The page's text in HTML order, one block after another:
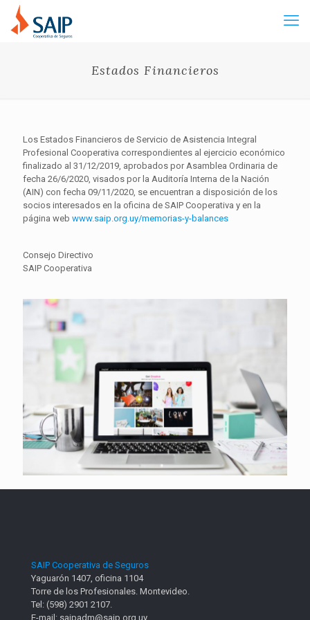
Estados Financieros
Los Estados Financieros de Servicio de Asistencia Integral
Profesional Cooperativa correspondientes al ejercicio económico
finalizado al 31/12/2019, aprobados por Asamblea Ordinaria de
fecha 26/6/2020, visados por la Auditoría Interna de la Nación
(AIN) con fecha 09/11/2020, se encuentran a disposición de los
socios interesados en la oficina de SAIP Cooperativa y en la
página web www.saip.org.uy/memorias-y-balances
Consejo Directivo
SAIP Cooperativa
SAIP Cooperativa de Seguros
Yaguarón 1407, oficina 1104
Torre de los Profesionales. Montevideo.
Tel: (598) 2901 2107.
E-mail: saipadm@saip.org.uy